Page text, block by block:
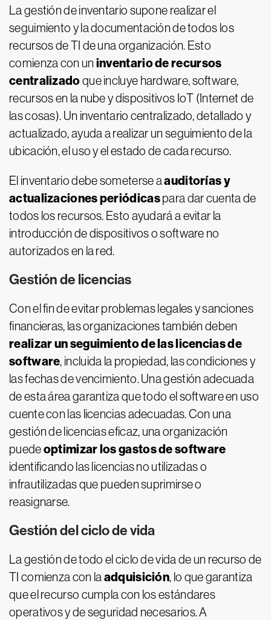
La gestión de inventario supone realizar el
seguimiento y la documentación de todos los
recursos de TI de una organización. Esto
comienza con un inventario de recursos
centralizadoque incluye hardware, software,
recursos en la nube y dispositivos IoT (Internet de
las cosas). Un inventario centralizado, detallado y
actualizado, ayuda a realizar un seguimiento de la
ubicación, el uso y el estado de cada recurso.
El inventario debe someterse aauditorías y
actualizaciones periódicaspara dar cuenta de
todos los recursos. Esto ayudará a evitar la
introducción de dispositivos o software no
autorizados en la red.
Gestión de licencias
Con el fin de evitar problemas legales y sanciones
financieras, las organizaciones también deben
realizar un seguimiento de las licencias de
software, incluida la propiedad, las condiciones y
las fechas de vencimiento. Una gestión adecuada
de esta área garantiza que todo el software en uso
cuente con las licencias adecuadas. Con una
gestión de licencias eficaz, una organización
puedeoptimizar los gastos de software
identificando las licencias no utilizadas o
infrautilizadas que pueden suprimirse o
reasignarse.
Gestión del ciclo de vida
La gestión de todo el ciclo de vida de un recurso de
TI comienza con la adquisición, lo que garantiza
que el recurso cumpla con los estándares
operativos y de seguridad necesarios. A